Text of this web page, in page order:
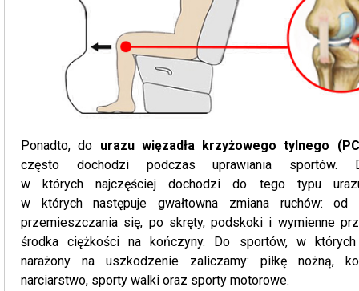
Ponadto, do urazu więzadła krzyżowego tylnego
często dochodzi podczas uprawiania sportów.
w których najczęściej dochodzi do tego typu
w których następuje gwałtowna zmiana ruchów: od
przemieszczania się, po skręty, podskoki i wymienne
środka ciężkości na kończyny. Do sportów, w
narażony na uszkodzenie zaliczamy: piłkę nożną,
narciarstwo, sporty walki oraz sporty motorowe.